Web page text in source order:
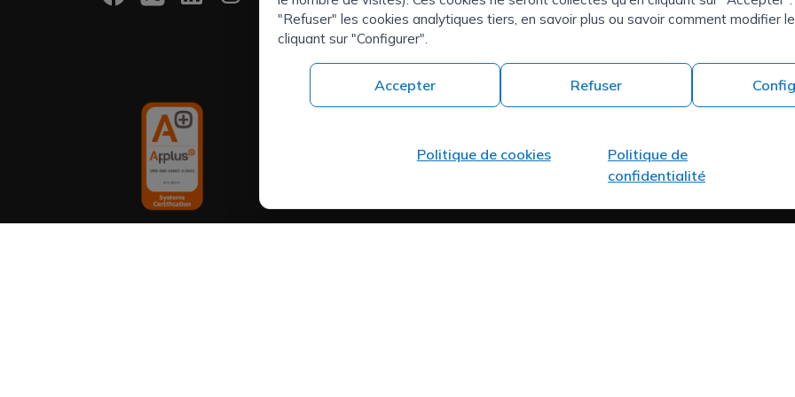
"Refuser" les cookies analytiques tiers, en savoir plus ou savoir comment modifier
cliquant sur "Configurer".
Accepter Refuser
Politique de cookies
Politique de
confidentialité
Sélection de
Dirigeants
Externalisation RH
Qui sommes-nous ?
Carrer del Mas d'en
Tàrrega, Lleida